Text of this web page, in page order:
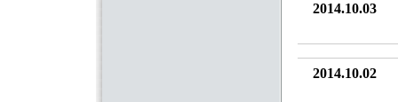
2014.10.03
2014.10.02